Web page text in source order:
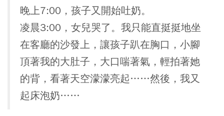
晚上7:00，孩子又開始吐奶。
凌晨3:00，女兒哭了。我只能直挺挺地坐
在客廳的沙發上，讓孩子趴在胸口，小腳
頂著我的大肚子，大口喘著氣，輕拍著她
的背，看著天空濛濛亮起……然後，我又
起床泡奶……